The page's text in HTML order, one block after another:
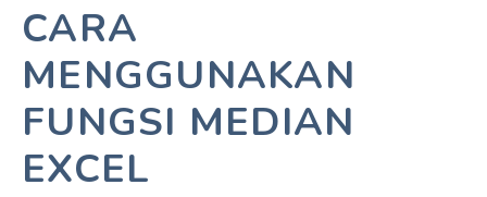
CARA
MENGGUNAKAN
FUNGSI MEDIAN
EXCEL